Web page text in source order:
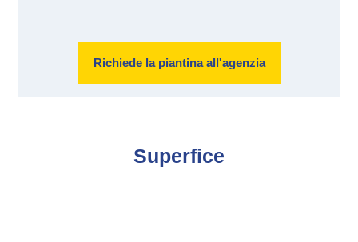
Richiede la piantina all'agenzia
Superfice